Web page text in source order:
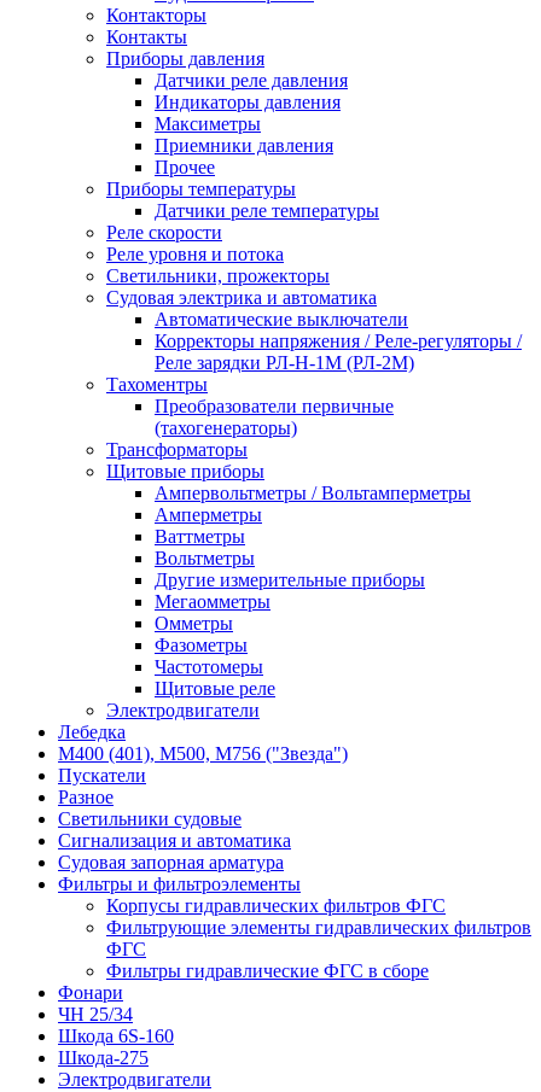
Контакторы
Контакты
Приборы давления
Датчики реле давления
Индикаторы давления
Максиметры
Приемники давления
Прочее
Приборы температуры
Датчики реле температуры
Реле скорости
Реле уровня и потока
Светильники, прожекторы
Судовая электрика и автоматика
Автоматические выключатели
Корректоры напряжения / Реле-регуляторы /
Реле зарядки РЛ-Н-1М (РЛ-2М)
Тахоментры
Преобразователи первичные
(тахогенераторы)
Трансформаторы
Щитовые приборы
Ампервольтметры / Вольтамперметры
Амперметры
Ваттметры
Вольтметры
Другие измерительные приборы
Мегаомметры
Омметры
Фазометры
Частотомеры
Щитовые реле
Электродвигатели
Лебедка
М400 (401), М500, М756 ("Звезда")
Пускатели
Разное
Светильники судовые
Сигнализация и автоматика
Судовая запорная арматура
Фильтры и фильтроэлементы
Корпусы гидравлических фильтров ФГС
Фильтрующие элементы гидравлических фильтров
ФГС
Фильтры гидравлические ФГС в сборе
Фонари
ЧН 25/34
Шкода 6S-160
Шкода-275
Электродвигатели